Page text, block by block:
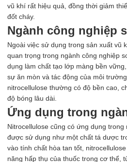
vũ khí rất hiệu quả, đồng thời giảm
đốt cháy.
Ngành công nghiệp
Ngoài việc sử dụng trong sản xuất vũ
quan trọng trong ngành công nghiệp
dụng làm chất tạo lớp màng bền
sự ăn mòn và tác động của môi
nitrocellulose thường có độ bền cao,
độ bóng lâu dài.
Ứng dụng trong
Nitrocellulose cũng có ứng dụng
được sử dụng như một chất tá dược
vào tính chất hòa tan tốt,
năng hấp thụ của thuốc trong cơ thể,